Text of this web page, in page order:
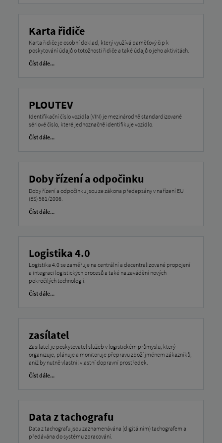
Karta řidiče
Karta řidiče je osobní doklad, který využívá paměťový čip k
poskytování údajů o totožnosti řidiče a také údajů o jeho aktivitách.
Číst dále...
PLOUTEV
Identifikační číslo vozidla (VIN) je mezinárodně standardizované
sériové číslo, které jednoznačně identifikuje vozidlo.
Číst dále...
Doby řízení a odpočinku
Doby řízení a odpočinku jsou ze zákona předepsány v nařízení EU
(ES) 561/2006.
Číst dále...
Logistika 4.0
Logistika 4.0 se zaměřuje na centrální a decentralizované propojení
a integraci logistických procesů a také na zavádění nových
pokročilých technologií.
Číst dále...
zasílatel
Zasilatel je poskytovatel služeb v logistickém průmyslu, který
organizuje, plánuje a monitoruje přepravu zboží jménem zákazníků,
aniž by nutně vlastnil vlastní dopravní prostředek.
Číst dále...
Data z tachografu
Data z tachografu jsou zaznamenávána (digitálním) tachografem a
předávána do systému zpracování.